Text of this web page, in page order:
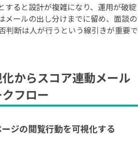
すると設計が複雑になり、運用が破綻
メールの出し分けまでに留め、面談の
判断は人が行うという線引きが重要で
からスコア連動メール
フロー
ジの閲覧行動を可視化する